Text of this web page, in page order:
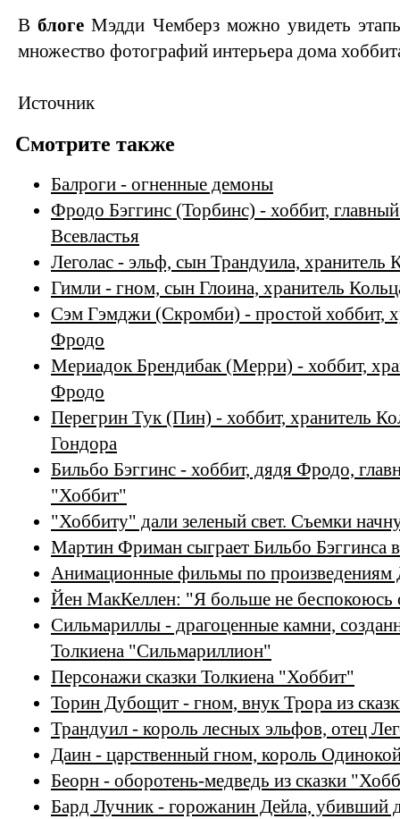
Вблоге Мэдди Чемберз можно увидеть
множество фотографий интерьера дома
Источник
Смотрите также
Балроги - огненные демоны
Фродо Бэггинс (Торбинс) - хоббит,
Всевластья
Леголас - эльф, сын Трандуила, хранитель
Гимли - гном, сын Глоина, хранитель
Сэм Гэмджи (Скромби) - простой хоббит,
Фродо
Мериадок Брендибак (Мерри) - хоббит,
Фродо
Перегрин Тук (Пин) - хоббит, хранитель
Гондора
Бильбо Бэггинс - хоббит, дядя Фродо,
"Хоббит"
"Хоббиту" дали зеленый свет. Съемки
Мартин Фриман сыграет Бильбо Бэггинса
Анимационные фильмы по произведениям
Йен МакКеллен: "Я больше не беспокоюсь
Сильмариллы - драгоценные камни,
Толкиена "Сильмариллион"
Персонажи сказки Толкиена "Хоббит"
Торин Дубощит - гном, внук Трора из
Трандуил - король лесных эльфов, отец
Даин - царственный гном, король
Беорн - оборотень-медведь из сказки
Бард Лучник - горожанин Дейла, убивший